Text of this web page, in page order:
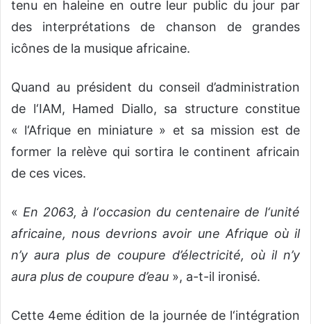
tenu en haleine en outre leur public du jour par
des interprétations de chanson de grandes
icônes de la musique africaine.
Quand au président du conseil d’administration
de l‘IAM, Hamed Diallo, sa structure constitue
« l‘Afrique en miniature » et sa mission est de
former la relève qui sortira le continent africain
de ces vices.
« En 2063, à l‘occasion du centenaire de l‘unité
africaine, nous devrions avoir une Afrique où il
n’y aura plus de coupure d’électricité, où il n’y
aura plus de coupure d’eau », a-t-il ironisé.
Cette 4eme édition de la journée de l‘intégration